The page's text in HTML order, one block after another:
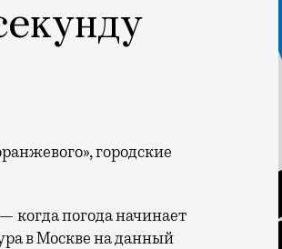
погода начинает
в Москве на данный